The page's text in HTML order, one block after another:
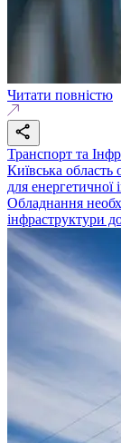
Читати повністю
Транспорт та
Київська область
для енергетичної
Обладнання
інфраструктури